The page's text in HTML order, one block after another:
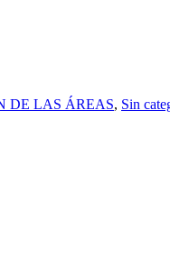
DE LAS ÁREAS, Sin